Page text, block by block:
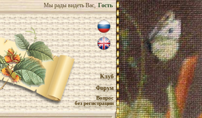
Мы рады видеть Вас, Гость
Клуб
Форум
Вопрос
без регистрации